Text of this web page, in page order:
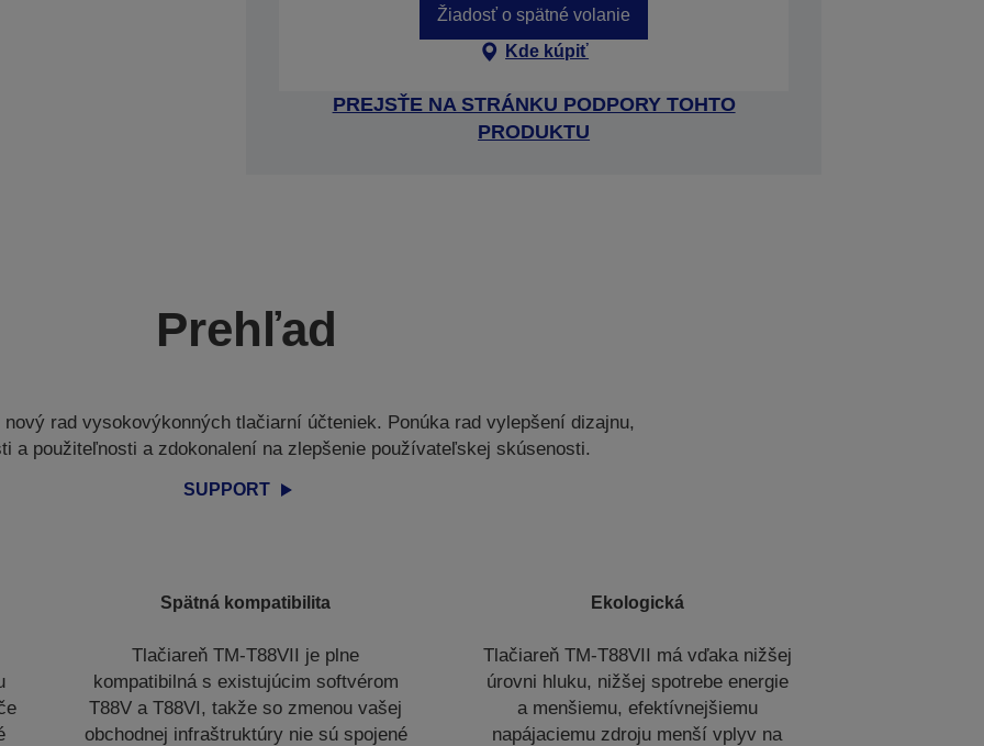
Žiadosť o spätné volanie
Kde kúpiť
PREJSŤE NA STRÁNKU PODPORY TOHTO
PRODUKTU
Prehľad
rad vysokovýkonných tlačiarní účteniek. Ponúka rad vylepšení dizajnu,
a použiteľnosti a zdokonalení na zlepšenie používateľskej skúsenosti.
SUPPORT
Spätná kompatibilita
Tlačiareň TM-T88VII je plne
kompatibilná s existujúcim softvérom
T88V a T88VI, takže so zmenou vašej
obchodnej infraštruktúry nie sú spojené
Ekologická
Tlačiareň TM-T88VII má vďaka nižšej
úrovni hluku, nižšej spotrebe energie
a menšiemu, efektívnejšiemu
napájaciemu zdroju menší vplyv na